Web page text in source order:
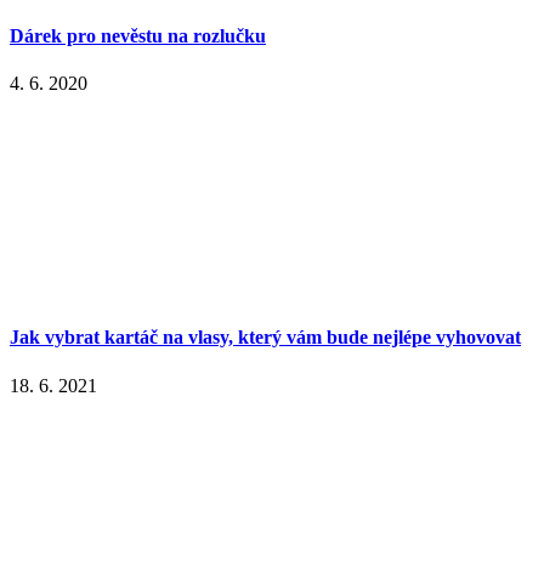
Dárek pro nevěstu na rozlučku
4. 6. 2020
Jak vybrat kartáč na vlasy, který vám bude nejlépe vyhovovat
18. 6. 2021